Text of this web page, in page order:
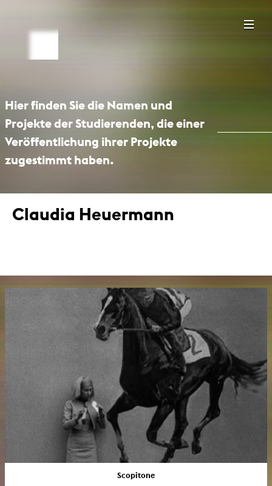
Hier finden Sie die Namen und
Projekte der Studierenden, die einer
Veröffentlichung ihrer Projekte
zugestimmt haben.
Claudia Heuermann
Scopitone